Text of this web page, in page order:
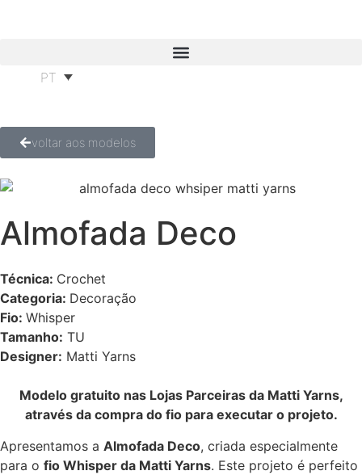
PT
voltar aos modelos
Almofada Deco
Técnica: Crochet
Categoria: Decoração
Fio: Whisper
Tamanho: TU
Designer: Matti Yarns
Modelo gratuito nas Lojas Parceiras da Matti Yarns,
através da compra do fio para executar o projeto.
Apresentamos a Almofada Deco, criada especialmente
para o fio Whisper da Matti Yarns. Este projeto é perfeito